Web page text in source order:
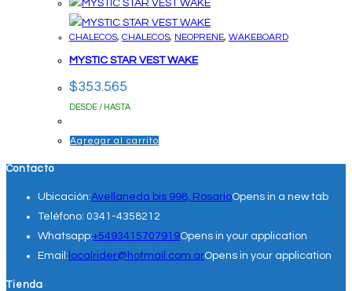
CHALECOS, CHALECOS, NEOPRENE, WAKEBOARD
MYSTIC STAR VEST WAKE
$353.565
DESDE / HASTA
Agregar al carrito
Contacto
Ubicación:Avellaneda bis 998, RosarioOpens in a new tab
Teléfono: 0341-4358212
Whatsapp:+5493415707919Opens in your application
Email: localrider@hotmail.com.arOpens in your application
Tienda